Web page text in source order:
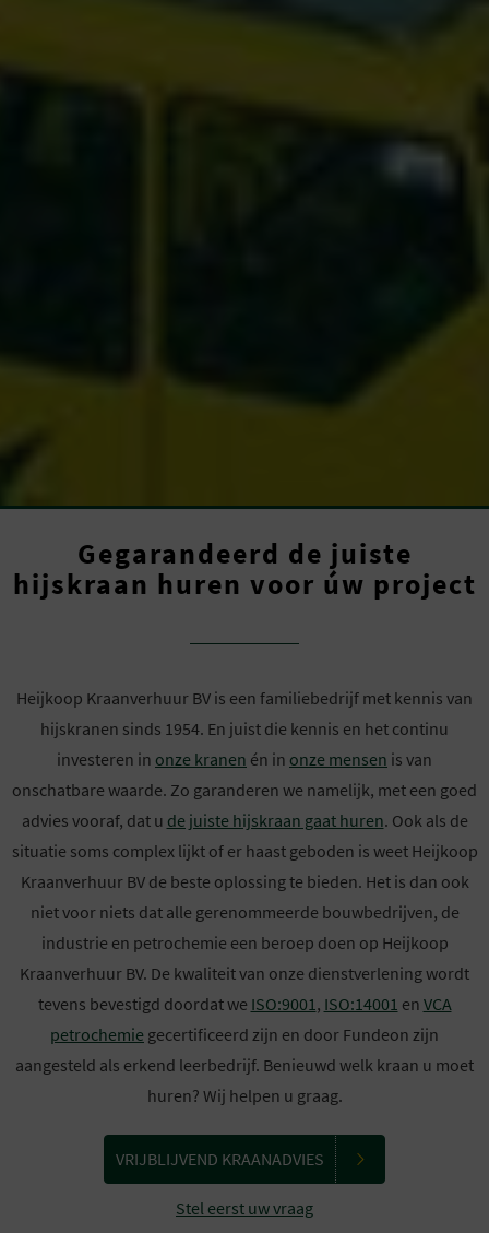
Gegarandeerd de juiste
hijskraan huren voor úw project
Heijkoop Kraanverhuur BV is een familiebedrijf met kennis van
hijskranen sinds 1954. En juist die kennis en het continu
investeren in onze kranen én in onze mensen is van
onschatbare waarde. Zo garanderen we namelijk, met een goed
advies vooraf, dat u de juiste hijskraan gaat huren. Ook als de
situatie soms complex lijkt of er haast geboden is weet Heijkoop
Kraanverhuur BV de beste oplossing te bieden. Het is dan ook
niet voor niets dat alle gerenommeerde bouwbedrijven, de
industrie en petrochemie een beroep doen op Heijkoop
Kraanverhuur BV. De kwaliteit van onze dienstverlening wordt
tevens bevestigd doordat we ISO:9001 , ISO:14001 en VCA
petrochemie gecertificeerd zijn en door Fundeon zijn
aangesteld als erkend leerbedrijf. Benieuwd welk kraan u moet
huren? Wij helpen u graag.
VRIJBLIJVEND KRAANADVIES
Stel eerst uw vraag